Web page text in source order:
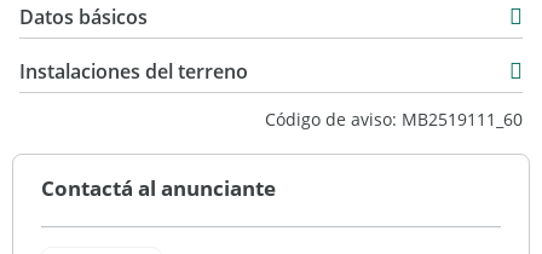
Datos básicos
Instalaciones del terreno
Código de aviso: MB2519111_60
Contactá al anunciante